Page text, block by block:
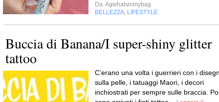
Da Agwhatsinmybag
BELLEZZA LIFESTYLE
Buccia di Banana/I super-shiny glitter
tattoo
C’erano una volta i guerrieri con i
sulla pelle, i tatuaggi Maori, i decori
inchiostrati per sempre sulle braccia.